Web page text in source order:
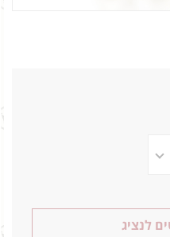
לנציג